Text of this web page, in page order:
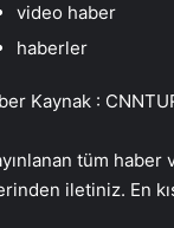
video haber
haberler
Kaynak :
tüm
iletiniz. En